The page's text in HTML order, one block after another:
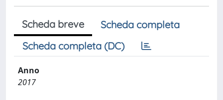
Scheda breve
Scheda completa
Scheda completa (DC)
Anno
2017